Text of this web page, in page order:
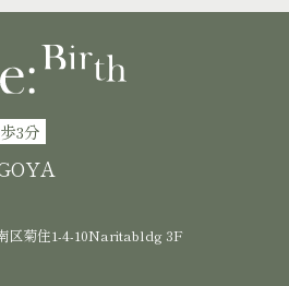
3分
区菊住1-4-10Naritabldg 3F